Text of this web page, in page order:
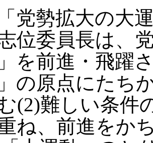
党勢拡大の大
位委員長は、
を前進・飛躍
の原点にたち
(2)難しい条件
ね、前進をか